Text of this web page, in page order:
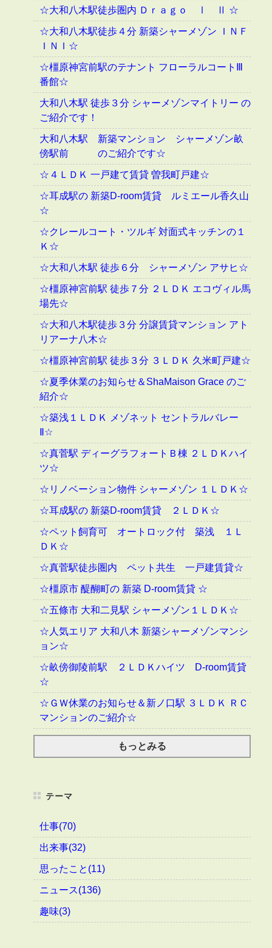
☆大和八木駅徒歩圏内 Ｄｒａｇｏ Ⅰ Ⅱ ☆
☆大和八木駅徒歩４分 新築シャーメゾン ＩＮＦ
ＩＮＩ☆
☆橿原神宮前駅のテナント フローラルコートⅢ
番館☆
大和八木駅 徒歩３分 シャーメゾンマイトリー の
ご紹介です！
大和八木駅 新築マンション シャーメゾン畝
傍駅前 のご紹介です☆
☆４ＬＤＫ 一戸建て賃貸 曽我町戸建☆
☆耳成駅の 新築D-room賃貸 ルミエール香久山
☆
☆クレールコート・ツルギ 対面式キッチンの１
Ｋ☆
☆大和八木駅 徒歩６分 シャーメゾン アサヒ☆
☆橿原神宮前駅 徒歩７分 ２ＬＤＫ エコヴィル馬
場先☆
☆大和八木駅徒歩３分 分譲賃貸マンション アト
リアーナ八木☆
☆橿原神宮前駅 徒歩３分 ３ＬＤＫ 久米町戸建☆
☆夏季休業のお知らせ＆ShaMaison Grace のご
紹介☆
☆築浅１ＬＤＫ メゾネット セントラルバレー
Ⅱ☆
☆真菅駅 ディーグラフォートＢ棟 ２ＬＤＫハイ
ツ☆
☆リノベーション物件 シャーメゾン １ＬＤＫ☆
☆耳成駅の 新築D-room賃貸 ２ＬＤＫ☆
☆ペット飼育可 オートロック付 築浅 １Ｌ
ＤＫ☆
☆真菅駅徒歩圏内 ペット共生 一戸建賃貸☆
☆橿原市 醍醐町の 新築 D-room賃貸 ☆
☆五條市 大和二見駅 シャーメゾン１ＬＤＫ☆
☆人気エリア 大和八木 新築シャーメゾンマンシ
ョン☆
☆畝傍御陵前駅 ２ＬＤＫハイツ D-room賃貸
☆
☆ＧＷ休業のお知らせ＆新ノ口駅 ３ＬＤＫ ＲＣ
マンションのご紹介☆
もっとみる
テーマ
仕事(70)
出来事(32)
思ったこと(11)
ニュース(136)
趣味(3)